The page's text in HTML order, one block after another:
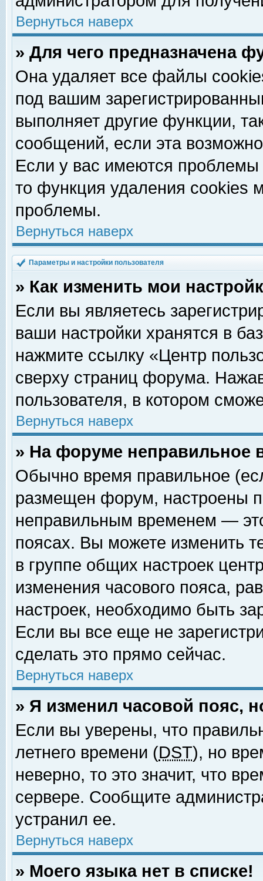
Вернуться наверх
» Для чего предназначена
Она удаляет все файлы
под вашим
выполняет другие функции,
сообщений, если эта
Если у вас имеются
то функция удаления cookies
проблемы.
Вернуться наверх
Параметры и настройки пользователя
» Как изменить мои
Если вы являетесь
ваши настройки хранятся в
нажмите ссылку «Центр
сверху страниц форума.
пользователя, в котором
Вернуться наверх
» На форуме неправильное
Обычно время правильное
размещен форум, настроены
неправильным временем —
поясах. Вы можете изменить
в группе общих настроек
изменения часового пояса,
настроек, необходимо быть
Если вы все еще не
сделать это прямо сейчас.
Вернуться наверх
» Я изменил часовой пояс,
Если вы уверены, что
летнего времени (DST), но
неверно, то это значит, что
сервере. Сообщите
устранил ее.
Вернуться наверх
» Моего языка нет в списке!